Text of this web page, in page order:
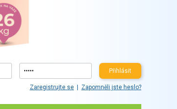
Přihlásit
Zaregistrujte se Zapomněli jste heslo?